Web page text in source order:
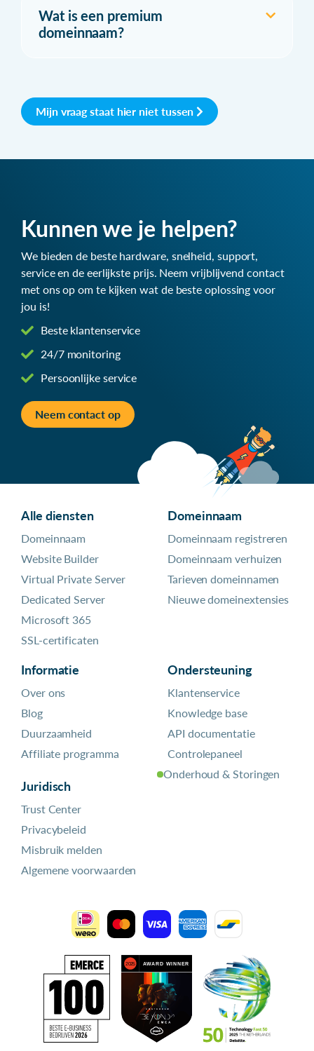
Wat is een premium
domeinnaam?
Mijn vraag staat hier niet tussen
Kunnen we je helpen?
We bieden de beste hardware, snelheid, support,
service en de eerlijkste prijs. Neem vrijblijvend contact
met ons op om te kijken wat de beste oplossing voor
jou is!
Beste klantenservice
24/7 monitoring
Persoonlijke service
Neem contact op
Alle diensten
Domeinnaam
Website Builder
Virtual Private Server
Dedicated Server
Microsoft 365
SSL-certificaten
Domeinnaam
Domeinnaam registreren
Domeinnaam verhuizen
Tarieven domeinnamen
Nieuwe domeinextensies
Informatie
Over ons
Blog
Duurzaamheid
Affiliate programma
Juridisch
Trust Center
Privacybeleid
Misbruik melden
Algemene voorwaarden
Ondersteuning
Klantenservice
Knowledge base
API documentatie
Controlepaneel
Onderhoud & Storingen